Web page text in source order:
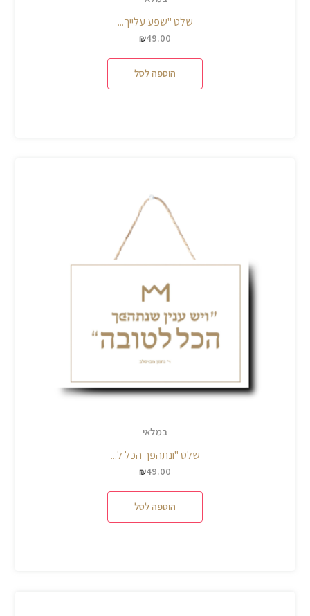
שלט "שפע עלייך...
₪49.00
הוספה לסל
במלאי
שלט "ונתהפך הכל ל...
₪49.00
הוספה לסל